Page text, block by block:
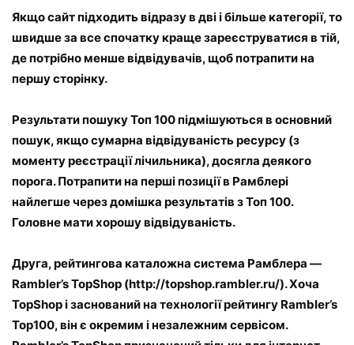
Якщо сайт підходить відразу в дві і більше категорії, то
швидше за все спочатку краще зареєструватися в тій,
де потрібно менше відвідувачів, щоб потрапити на
першу сторінку.
Результати пошуку Топ 100 підмішуються в основний
пошук, якщо сумарна відвідуваність ресурсу (з
моменту реєстрації лічильника), досягла деякого
порога. Потрапити на перші позиції в Рамблері
найлегше через домішка результатів з Топ 100.
Головне мати хорошу відвідуваність.
Друга, рейтингова каталожна система Рамблера —
Rambler’s TopShop (http://topshop.rambler.ru/). Хоча
TopShop і заснований на технології рейтингу Rambler’s
Top100, він є окремим і незалежним сервісом.